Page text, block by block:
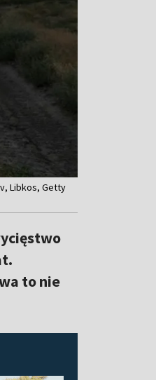
Libkos, Getty
to nie